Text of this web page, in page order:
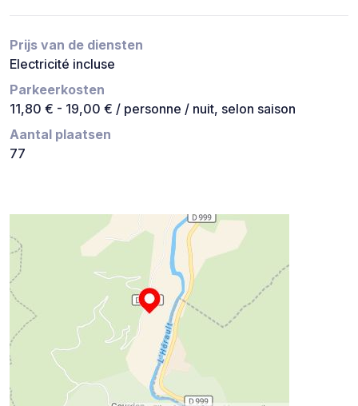
Prijs van de diensten
Electricité incluse
Parkeerkosten
11,80 € - 19,00 € / personne / nuit, selon saison
Aantal plaatsen
77